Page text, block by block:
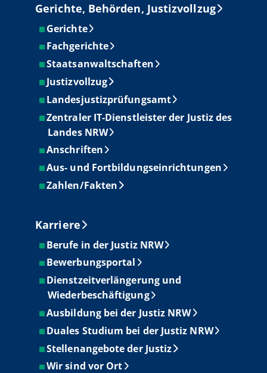
Gerichte, Behörden, Justizvollzug
Gerichte
Fachgerichte
Staatsanwaltschaften
Justizvollzug
Landesjustizprüfungsamt
Zentraler IT-Dienstleister der Justiz des
Landes NRW
Anschriften
Aus- und Fortbildungseinrichtungen
Zahlen/Fakten
Karriere
Berufe in der Justiz NRW
Bewerbungsportal
Dienstzeitverlängerung und
Wiederbeschäftigung
Ausbildung bei der Justiz NRW
Duales Studium bei der Justiz NRW
Stellenangebote der Justiz
Wir sind vor Ort